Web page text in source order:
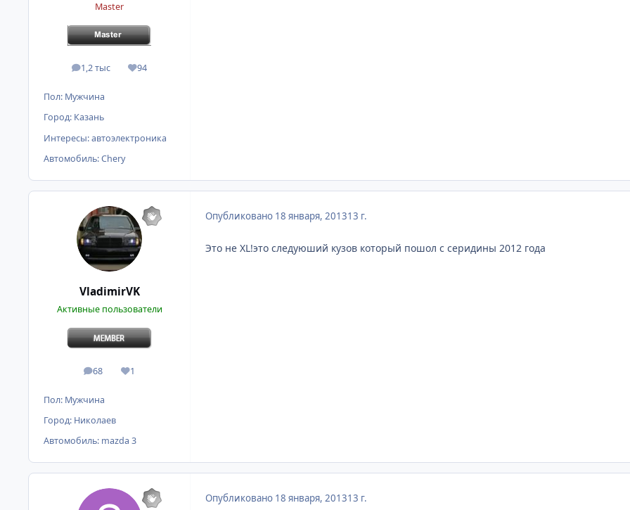
Master
1,2 тыс
сообщения94
Репутация
Пол: Мужчина
Город: Казань
Интересы:автоэлектроника
Автомобиль:Chery
VladimirVK
Активные пользователи
68
сообщения
1
Репутация
Пол: Мужчина
Город: Николаев
Автомобиль: mazda 3
Опубликовано 18 января, 201313 г.
Это не XL!это следуюший кузов который пошол с серидины 2012 года
Опубликовано 18 января, 201313 г.